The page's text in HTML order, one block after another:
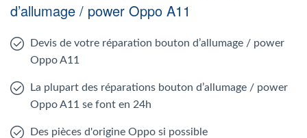
d’allumage / power Oppo A11
Devis de votre réparation bouton d’allumage / power
Oppo A11
La plupart des réparations bouton d’allumage / power
Oppo A11 se font en 24h
Des pièces d'origine Oppo si possible